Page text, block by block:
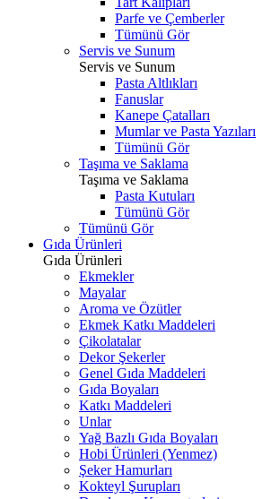
Parfe ve Çemberler
Tümünü Gör
Servis ve Sunum
Servis ve Sunum
Pasta Altlıkları
Fanuslar
Kanepe Çatalları
Mumlar ve Pasta Yazıları
Tümünü Gör
Taşıma ve Saklama
Taşıma ve Saklama
Pasta Kutuları
Tümünü Gör
Tümünü Gör
Gıda Ürünleri
Gıda Ürünleri
Ekmekler
Mayalar
Aroma ve Özütler
Ekmek Katkı Maddeleri
Çikolatalar
Dekor Şekerler
Genel Gıda Maddeleri
Gıda Boyaları
Katkı Maddeleri
Unlar
Yağ Bazlı Gıda Boyaları
Hobi Ürünleri (Yenmez)
Şeker Hamurları
Kokteyl Şurupları